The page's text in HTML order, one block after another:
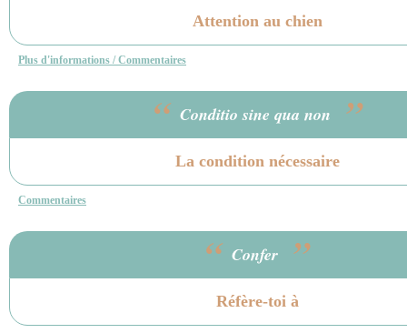
Attention au chien
Plus d'informations / Commentaires
“ Conditio sine qua non ”
La condition nécessaire
Commentaires
“ Confer ”
Réfère-toi à